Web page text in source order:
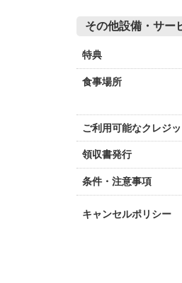
その他設備・サー
特典
食事場所
ご利用可能なクレジ
領収書発行
条件・注意事項
キャンセルポリシー